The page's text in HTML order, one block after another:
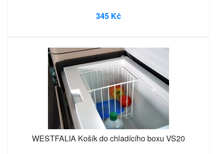
345 Kč
WESTFALIA Košík do chladícího boxu VS20